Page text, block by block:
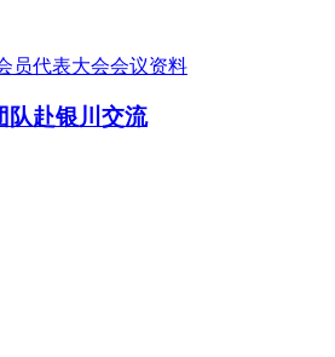
员代表大会会议资料
队赴银川交流